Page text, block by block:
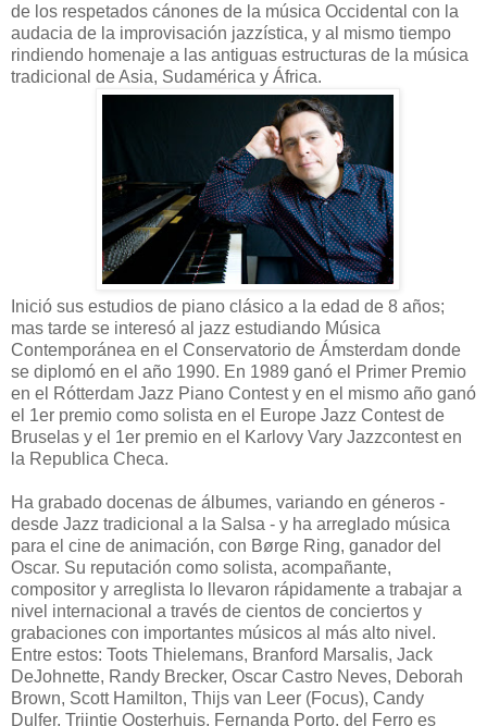
de los respetados cánones de la música Occidental con la
audacia de la improvisación jazzística, y al mismo tiempo
rindiendo homenaje a las antiguas estructuras de la música
tradicional de Asia, Sudamérica y África.
Inició sus estudios de piano clásico a la edad de 8 años;
mas tarde se interesó al jazz estudiando Música
Contemporánea en el Conservatorio de Ámsterdam donde
se diplomó en el año 1990. En 1989 ganó el Primer Premio
en el Rótterdam Jazz Piano Contest y en el mismo año ganó
el 1er premio como solista en el Europe Jazz Contest de
Bruselas y el 1er premio en el Karlovy Vary Jazzcontest en
la Republica Checa.
Ha grabado docenas de álbumes, variando en géneros -
desde Jazz tradicional a la Salsa - y ha arreglado música
para el cine de animación, con Børge Ring, ganador del
Oscar. Su reputación como solista, acompañante,
compositor y arreglista lo llevaron rápidamente a trabajar a
nivel internacional a través de cientos de conciertos y
grabaciones con importantes músicos al más alto nivel.
Entre estos: Toots Thielemans, Branford Marsalis, Jack
DeJohnette, Randy Brecker, Oscar Castro Neves, Deborah
Brown, Scott Hamilton, Thijs van Leer (Focus), Candy
Dulfer, Trijntje Oosterhuis, Fernanda Porto. del Ferro es